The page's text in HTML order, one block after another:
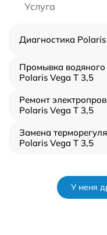
Услуга
Диагностика
Промывка
Polaris Vega T 3,5
Ремонт
Polaris Vega T 3,5
Замена
Polaris Vega T 3,5
У меня